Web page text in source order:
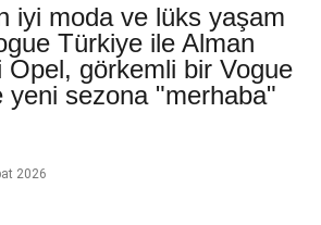
iyi moda ve lüks yaşam
Türkiye ile Alman
Opel, görkemli bir Vogue
yeni sezona "merhaba"
2026